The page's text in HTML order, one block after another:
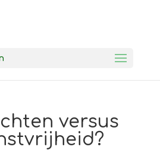
versus